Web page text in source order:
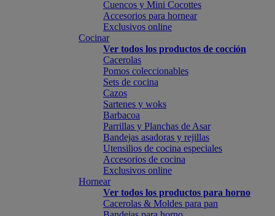
Cuencos y Mini Cocottes
Accesorios para hornear
Exclusivos online
Cocinar
Ver todos los productos de cocción
Cacerolas
Pomos coleccionables
Sets de cocina
Cazos
Sartenes y woks
Barbacoa
Parrillas y Planchas de Asar
Bandejas asadoras y rejillas
Utensilios de cocina especiales
Accesorios de cocina
Exclusivos online
Hornear
Ver todos los productos para horno
Cacerolas & Moldes para pan